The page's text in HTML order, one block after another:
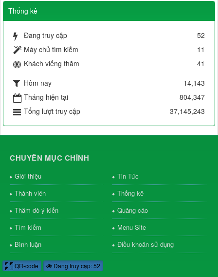
Thống kê
Đang truy cập
52
Máy chủ tìm kiếm
11
Khách viếng thăm
41
Hôm nay
14,143
Tháng hiện tại
804,347
Tổng lượt truy cập
37,145,243
CHUYÊN MỤC CHÍNH
Giới thiệu
Tin Tức
Thành viên
Thống kê
Thăm dò ý kiến
Quảng cáo
Tìm kiếm
Menu Site
Bình luận
Điều khoản sử dụng
QR-code Đang truy cập: 52